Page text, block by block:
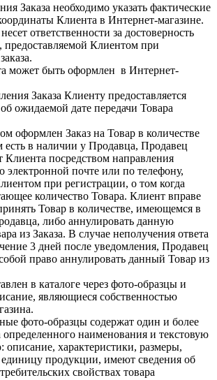
Заказа необходимо указать фактические
Клиента в Интернет-магазине.
ответственности за достоверность
Клиентом при
может быть оформлен в Интернет-
Заказа Клиенту предоставляется
ожидаемой дате передачи Товара
оформлен Заказ на Товар в количестве
есть в наличии у Продавца, Продавец
посредством направления
электронной почте или по телефону,
при регистрации, о том когда
количество Товара. Клиент вправе
Товар в количестве, имеющемся в
либо аннулировать данную
из Заказа. В случае неполучения ответа
3 дней после уведомления, Продавец
собой право аннулировать данный Товар из
в каталоге через фото-образцы и
являющиеся собственностью
фото-образцы содержат один и более
определенного наименования и текстовую
характеристики, размеры,
единицу продукции, имеют сведения об
свойствах товара